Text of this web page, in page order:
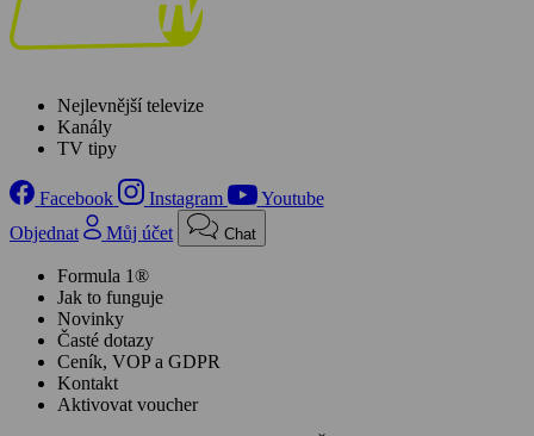
Nejlevnější televize
Kanály
TV tipy
Facebook Instagram
Youtube
Objednat
Můj účet Chat
Formula 1®
Jak to funguje
Novinky
Časté dotazy
Ceník, VOP a GDPR
Kontakt
Aktivovat voucher